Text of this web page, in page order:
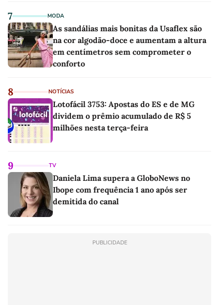
7 MODA
As sandálias mais bonitas da Usaflex são
na cor algodão-doce e aumentam a altura
em centímetros sem comprometer o
conforto
8 NOTÍCIAS
Lotofácil 3753: Apostas do ES e de MG
dividem o prêmio acumulado de R$ 5
milhões nesta terça-feira
9 TV
Daniela Lima supera a GloboNews no
Ibope com frequência 1 ano após ser
demitida do canal
PUBLICIDADE